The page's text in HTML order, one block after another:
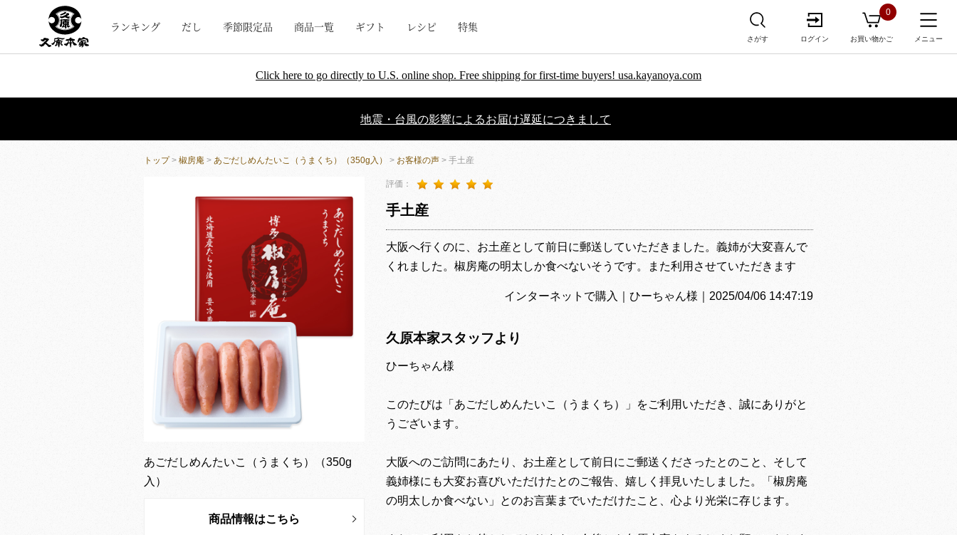
ランキング だし 季節限定品 商品一覧 ギフト レシピ 特集
さがす ログイン お買い物かご
0
メニュー
Click here to go directly to U.S. online shop. Free shipping for first-time buyers! usa.kayanoya.com
地震・台風の影響によるお届け遅延につきまして
トップ> 椒房庵 > あごだしめんたいこ（うまくち）（350g入） > お客様の声 > 手土産
あごだしめんたいこ（うまくち）（350g
入）
商品情報はこちら
評価：
手土産
大阪へ行くのに、お土産として前日に郵送していただきました。義姉が大変喜んで
くれました。椒房庵の明太しか食べないそうです。また利用させていただきます
インターネットで購入｜ひーちゃん様｜2025/04/06 14:47:19
久原本家スタッフより
ひーちゃん様
このたびは「あごだしめんたいこ（うまくち）」をご利用いただき、誠にありがと
うございます。
大阪へのご訪問にあたり、お土産として前日にご郵送くださったとのこと、そして
義姉様にも大変お喜びいただけたとのご報告、嬉しく拝見いたしました。「椒房庵
の明太しか食べない」とのお言葉までいただけたこと、心より光栄に存じます。